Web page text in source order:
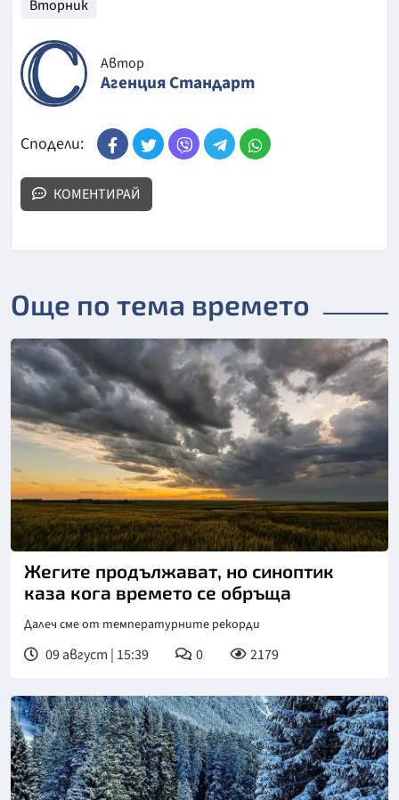
Вторник
Автор
Агенция Стандарт
Сподели:
КОМЕНТИРАЙ
Още по тема времето
Жегите продължават, но синоптик
каза кога времето се обръща
Далеч сме от температурните рекорди
09 август | 15:39 0 2179